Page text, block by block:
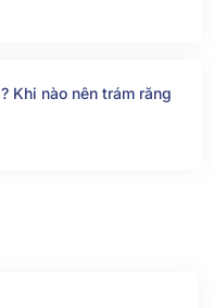
Khi nào nên trám răng